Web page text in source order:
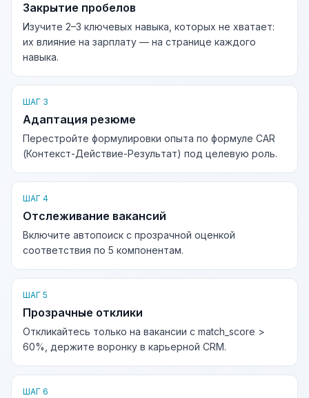
Закрытие пробелов
Изучите 2–3 ключевых навыка, которых не хватает:
их влияние на зарплату — на странице каждого
навыка.
ШАГ 3
Адаптация резюме
Перестройте формулировки опыта по формуле CAR
(Контекст-Действие-Результат) под целевую роль.
ШАГ 4
Отслеживание вакансий
Включите автопоиск с прозрачной оценкой
соответствия по 5 компонентам.
ШАГ 5
Прозрачные отклики
Откликайтесь только на вакансии с match_score >
60%, держите воронку в карьерной CRM.
ШАГ 6